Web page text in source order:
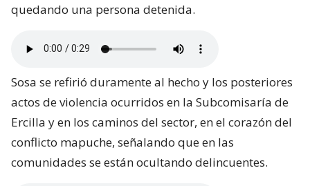
quedando una persona detenida.
Sosa se refirió duramente al hecho y los posteriores
actos de violencia ocurridos en la Subcomisaría de
Ercilla y en los caminos del sector, en el corazón del
conflicto mapuche, señalando que en las
comunidades se están ocultando delincuentes.